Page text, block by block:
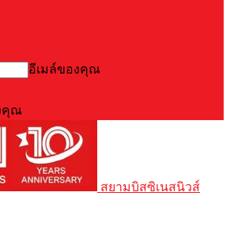
อีเมล์ของคุณ
คุณ
สยามบิสซิเนสนิวส์